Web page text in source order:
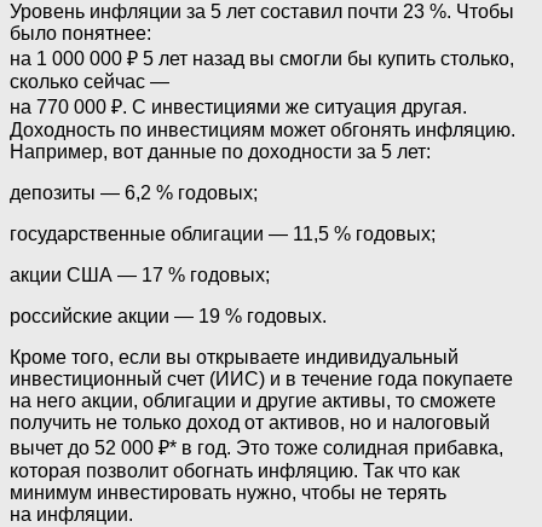
Уровень инфляции за 5 лет составил почти 23 %. Чтобы
было понятнее:
на 1 000 000 ₽ 5 лет назад вы смогли бы купить столько,
сколько сейчас —
на 770 000 ₽. С инвестициями же ситуация другая.
Доходность по инвестициям может обгонять инфляцию.
Например, вот данные по доходности за 5 лет:
депозиты — 6,2 % годовых;
государственные облигации — 11,5 % годовых;
акции США — 17 % годовых;
российские акции — 19 % годовых.
Кроме того, если вы открываете индивидуальный
инвестиционный счет (ИИС) и в течение года покупаете
на него акции, облигации и другие активы, то сможете
получить не только доход от активов, но и налоговый
вычет до 52 000 ₽* в год. Это тоже солидная прибавка,
которая позволит обогнать инфляцию. Так что как
минимум инвестировать нужно, чтобы не терять
на инфляции.